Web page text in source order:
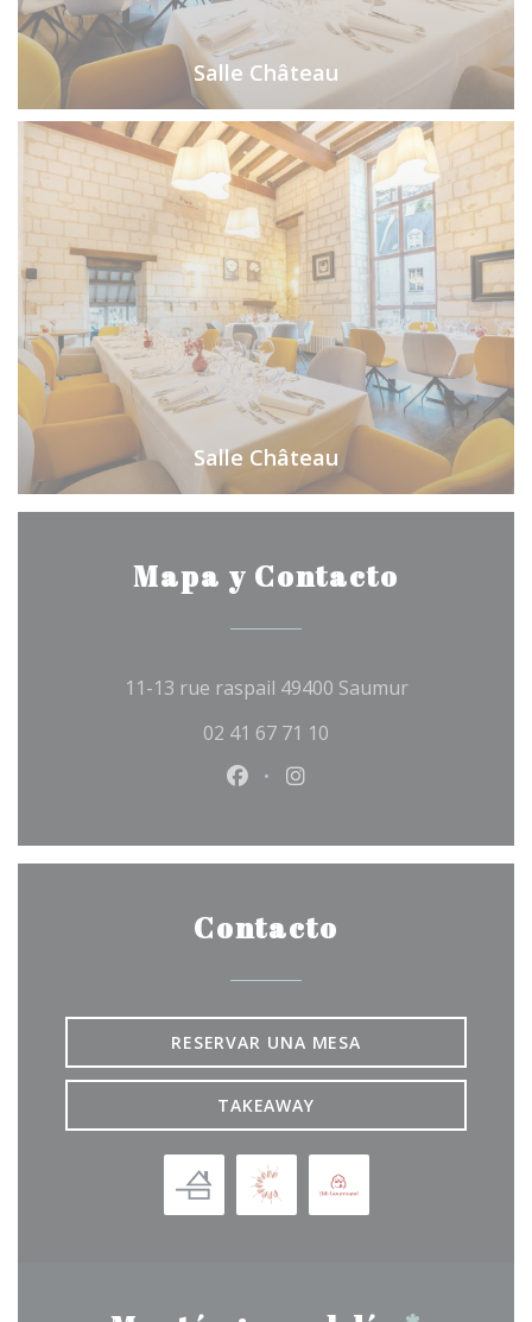
Salle Château
Salle Château
Mapa y Contacto
11-13 rue raspail 49400 Saumur((abre en
02 41 67 71 10
Facebook ((abre en una
Instagram ((abre en
Contacto
RESERVAR UNA MESA
TAKEAWAY